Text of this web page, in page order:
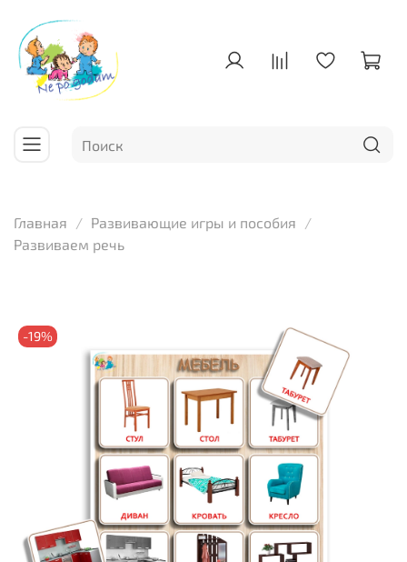
Главная
Развивающие игры и пособия
Развиваем речь
-19%